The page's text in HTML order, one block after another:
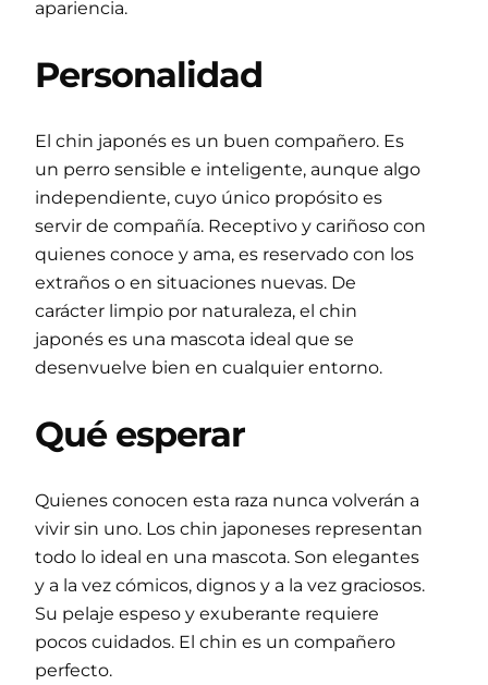
apariencia.
Personalidad
El chin japonés es un buen compañero. Es
un perro sensible e inteligente, aunque algo
independiente, cuyo único propósito es
servir de compañía. Receptivo y cariñoso con
quienes conoce y ama, es reservado con los
extraños o en situaciones nuevas. De
carácter limpio por naturaleza, el chin
japonés es una mascota ideal que se
desenvuelve bien en cualquier entorno.
Qué esperar
Quienes conocen esta raza nunca volverán a
vivir sin uno. Los chin japoneses representan
todo lo ideal en una mascota. Son elegantes
y a la vez cómicos, dignos y a la vez graciosos.
Su pelaje espeso y exuberante requiere
pocos cuidados. El chin es un compañero
perfecto.